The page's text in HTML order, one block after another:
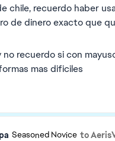
chile, recuerdo haber
de dinero exacto que
no recuerdo si con
mas dificiles
Seasoned Novice to